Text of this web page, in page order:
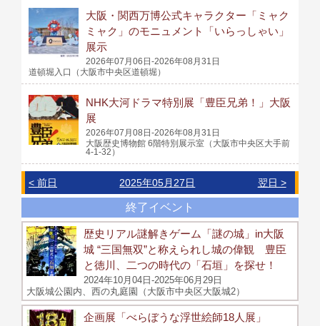
大阪・関西万博公式キャラクター「ミャク
ミャク」のモニュメント「いらっしゃい」
展示
2026年07月06日-2026年08月31日
道頓堀入口（大阪市中央区道頓堀）
NHK大河ドラマ特別展「豊臣兄弟！」大阪
展
2026年07月08日-2026年08月31日
大阪歴史博物館 6階特別展示室（大阪市中央区大手前
4-1-32）
< 前日 2025年05月27日 翌日 >
終了イベント
歴史リアル謎解きゲーム「謎の城」in大阪
城 “三国無双”と称えられし城の偉観 豊臣
と徳川、二つの時代の「石垣」を探せ！
2024年10月04日-2025年06月29日
大阪城公園内、西の丸庭園（大阪市中央区大阪城2）
企画展「べらぼうな浮世絵師18人展」